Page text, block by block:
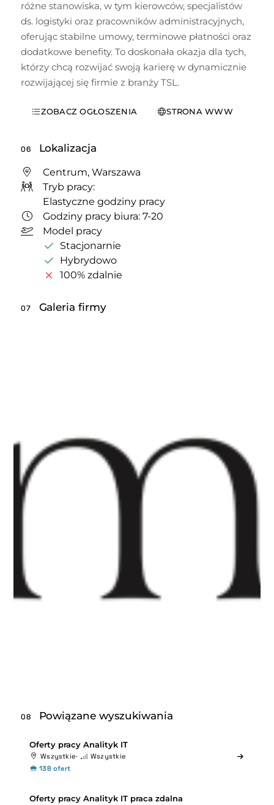
różne stanowiska, w tym kierowców, specjalistów
ds. logistyki oraz pracowników administracyjnych,
oferując stabilne umowy, terminowe płatności oraz
dodatkowe benefity. To doskonała okazja dla tych,
którzy chcą rozwijać swoją karierę w dynamicznie
rozwijającej się firmie z branży TSL.
ZOBACZ OGŁOSZENIA STRONA WWW
06 Lokalizacja
Centrum, Warszawa
Tryb pracy:
Elastyczne godziny pracy
Godziny pracy biura: 7-20
Model pracy
Stacjonarnie
Hybrydowo
100% zdalnie
07 Galeria firmy
08 Powiązane wyszukiwania
Oferty pracy Analityk IT
Wszystkie
Wszystkie
138 ofert
Oferty pracy Analityk IT praca zdalna